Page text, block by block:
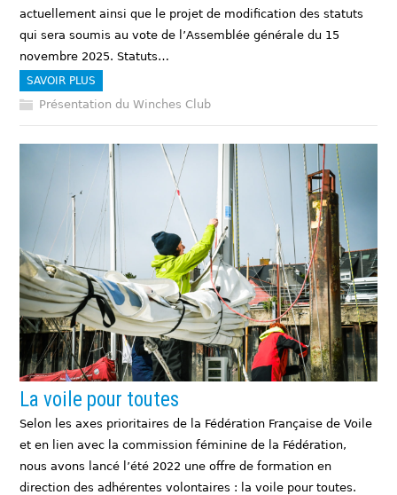
actuellement ainsi que le projet de modification des statuts
qui sera soumis au vote de l’Assemblée générale du 15
novembre 2025. Statuts…
SAVOIR PLUS
Présentation du Winches Club
La voile pour toutes
Selon les axes prioritaires de la Fédération Française de Voile
et en lien avec la commission féminine de la Fédération,
nous avons lancé l’été 2022 une offre de formation en
direction des adhérentes volontaires : la voile pour toutes.